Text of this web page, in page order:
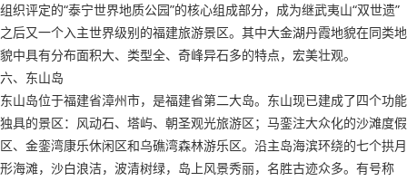
组织评定的“泰宁世界地质公园”的核心组成部分，成为继武夷山“双世遗”
之后又一个入主世界级别的福建旅游景区。其中大金湖丹霞地貌在同类地
貌中具有分布面积大、类型全、奇峰异石多的特点，宏美壮观。
六、东山岛
东山岛位于福建省漳州市，是福建省第二大岛。东山现已建成了四个功能
独具的景区：风动石、塔屿、朝圣观光旅游区；马銮注大众化的沙滩度假
区、金銮湾康乐休闲区和乌礁湾森林游乐区。沿主岛海滨环绕的七个拱月
形海滩，沙白浪洁，波清树绿，岛上风景秀丽，名胜古迹众多。有号称